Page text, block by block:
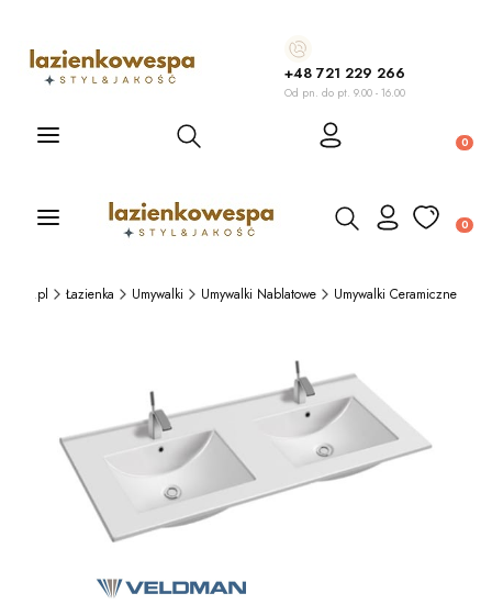
+48 721 229 266
Od pn. do pt. 9.00 - 16.00
Otwórz wyszukiwarkę
Otwórz wyszukiwarkę
Łazienka Umywalki Umywalki Nablatowe Umywalki Ceramiczne